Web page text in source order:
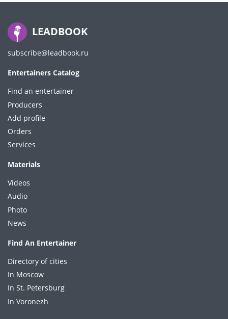
LEADBOOK
subscribe@leadbook.ru
Entertainers Catalog
Find an entertainer
Producers
Add profile
Orders
Services
Materials
Videos
Audio
Photo
News
Find An Entertainer
Directory of cities
In Moscow
In St. Petersburg
In Voronezh